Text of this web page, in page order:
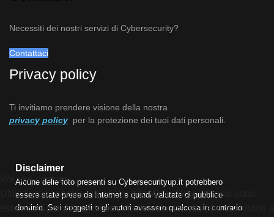
Necessiti dei nostri servizi di Cybersecurity?
Contattaci
Privacy policy
Ti invitiamo prendere visione della nostra
privacy policy per la protezione dei tuoi dati personali.
Disclaimer
Alcune delle foto presenti su Cybersecurityup.it potrebbero
essere state prese da Internet e quindi valutate di pubblico
dominio. Se i soggetti o gli autori avessero qualcosa in contrario
We use cookies
Utilizziamo i cookie sul nostro sito Web. Alcuni di essi sono
essenziali per il funzionamento del sito, mentre altri ci aiutano a